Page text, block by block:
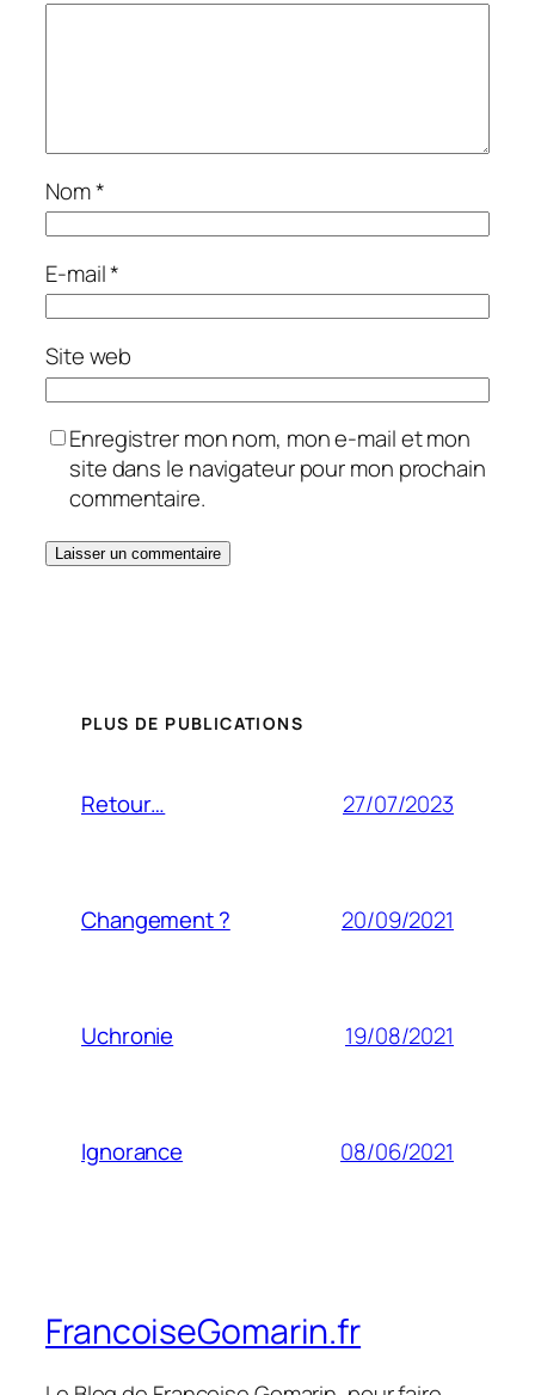
Nom*
E-mail*
Site web
Enregistrer mon nom, mon e-mail et mon
site dans le navigateur pour mon prochain
commentaire.
PLUS DE PUBLICATIONS
Retour… 27/07/2023
Changement ? 20/09/2021
Uchronie 19/08/2021
Ignorance 08/06/2021
FrancoiseGomarin.fr